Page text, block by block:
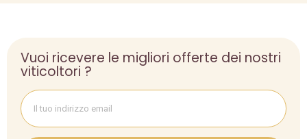
Vuoi ricevere le migliori offerte dei nostri
viticoltori ?